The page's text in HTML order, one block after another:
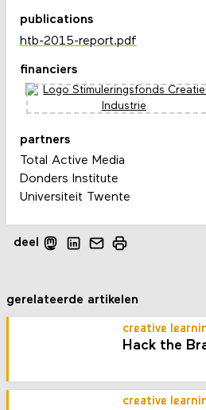
deel
publications
htb-2015-report.pdf
financiers
partners
Total Active Media
Donders Institute
Universiteit Twente
gerelateerde artikelen
creative
Hack the
creative